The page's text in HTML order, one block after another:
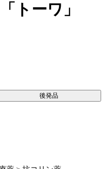
トーワ」
後発品